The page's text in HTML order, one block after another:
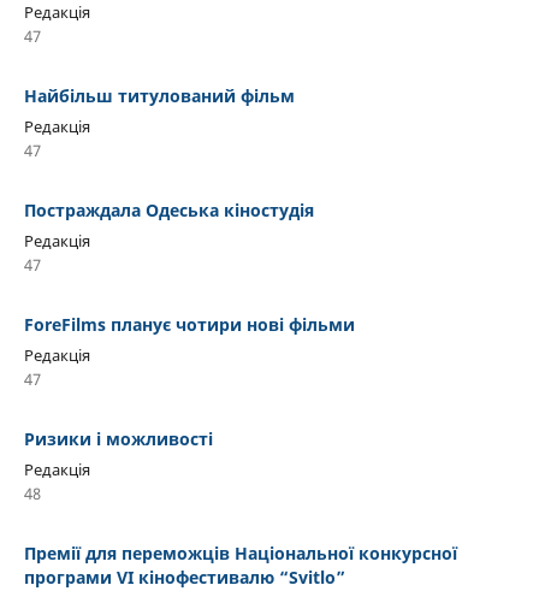
Редакція
47
Найбільш титулований фільм
Редакція
47
Постраждала Одеська кіностудія
Редакція
47
ForeFilms планує чотири нові фільми
Редакція
47
Ризики і можливості
Редакція
48
Премії для переможців Національної конкурсної
програми VI кінофестивалю “Svitlo”